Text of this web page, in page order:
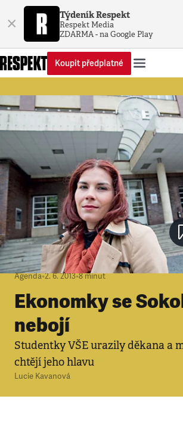
× Týdeník Respekt
Respekt Media
ZDARMA - na Google Play
Koupit předplatné
Agenda•2. 6. 2013•8minut
Ekonomky se
nebojí
Studentky VŠE urazily děkana a
chtějí jeho hlavu
Lucie Kavanová